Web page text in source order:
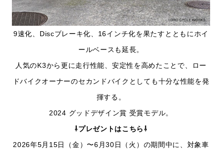
9速化、Discブレーキ化、16インチ化を果たすとともにホイ
ールベースも延長。
人気のK3から更に走行性能、安定性を高めたことで、ロー
ドバイクオーナーのセカンドバイクとしても十分な性能を発
揮する。
2024 グッドデザイン賞 受賞モデル。
⇩プレゼントはこちら⇩
2026年5月15日（金）〜6月30日（火）の期間中に、対象車